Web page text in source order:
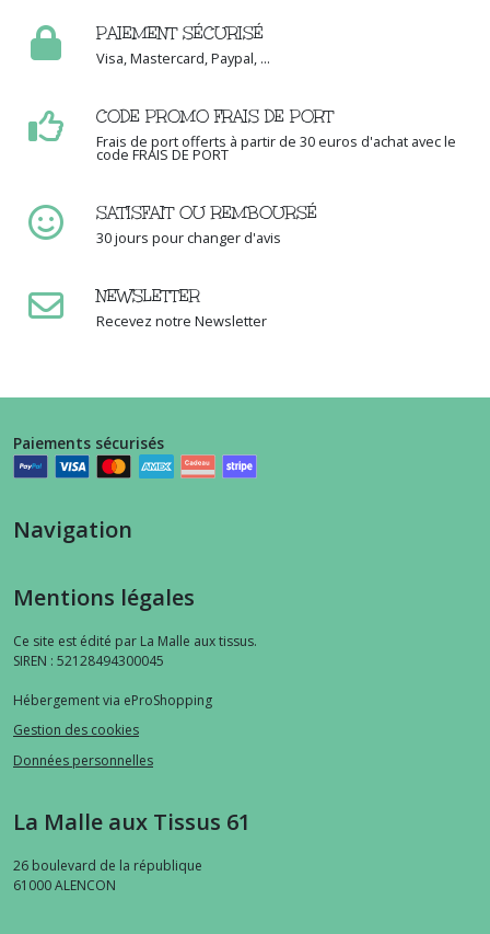
PAIEMENT SÉCURISÉ
Visa, Mastercard, Paypal, ...
CODE PROMO FRAIS DE PORT
Frais de port offerts à partir de 30 euros d'achat avec le
code FRAIS DE PORT
SATISFAIT OU REMBOURSÉ
30 jours pour changer d'avis
NEWSLETTER
Recevez notre Newsletter
résultats
Paiements sécurisés
Navigation
Mentions légales
Ce site est édité par La Malle aux tissus.
SIREN : 52128494300045
Hébergement via eProShopping
Gestion des cookies
Données personnelles
La Malle aux Tissus 61
26 boulevard de la république
61000ALENCON